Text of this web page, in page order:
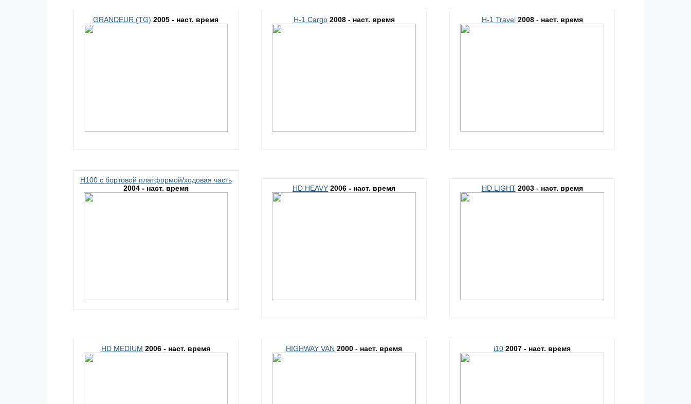
GRANDEUR (TG) 2005 - наст. время H-1 Cargo 2008 - наст. время H-1 Travel 2008 - наст. время
H100 c бортовой платформой/ходовая часть
2004 - наст. время
HD HEAVY 2006 - наст. время HD LIGHT 2003 - наст. время
HD MEDIUM 2006 - наст. время HIGHWAY VAN 2000 - наст. время i10 2007 - наст. время